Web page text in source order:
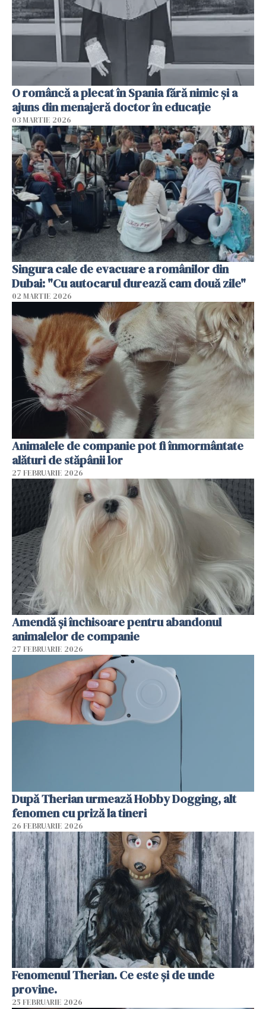
O româncă a plecat în Spania fără nimic și a
ajuns din menajeră doctor în educație
03 MARTIE 2026
Singura cale de evacuare a românilor din
Dubai: "Cu autocarul durează cam două zile"
02 MARTIE 2026
Animalele de companie pot fi înmormântate
alături de stăpânii lor
27 FEBRUARIE 2026
Amendă și închisoare pentru abandonul
animalelor de companie
27 FEBRUARIE 2026
După Therian urmează Hobby Dogging, alt
fenomen cu priză la tineri
26 FEBRUARIE 2026
Fenomenul Therian. Ce este și de unde
provine.
25 FEBRUARIE 2026